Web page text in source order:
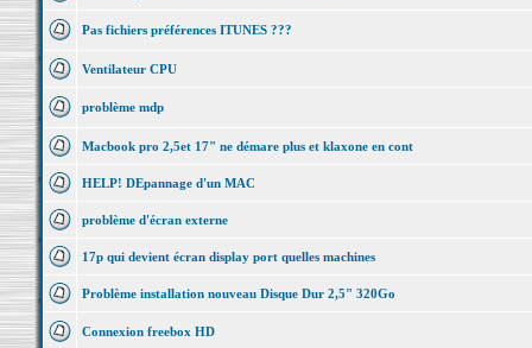
Pas fichiers préférences ITUNES ???
Ventilateur CPU
problème mdp
Macbook pro 2,5et 17" ne démare plus et klaxone en cont
HELP! DEpannage d'un MAC
problème d'écran externe
17p qui devient écran display port quelles machines
Problème installation nouveau Disque Dur 2,5" 320Go
Connexion freebox HD